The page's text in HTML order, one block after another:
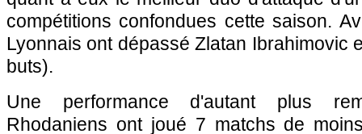
compétitions confondues cette saison.
Lyonnais ont dépassé Zlatan Ibrahimovic
buts).
Une performance d'autant plus
Rhodaniens ont joué 7 matchs de